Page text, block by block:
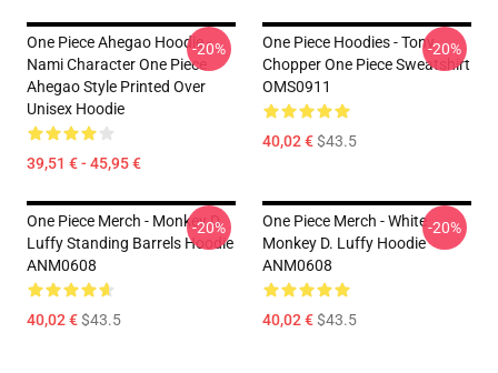
One Piece Ahegao Hoodie -
Nami Character One Piece
Ahegao Style Printed Over
Unisex Hoodie
39,51 € - 45,95 €
-20%
One Piece Hoodies - Tony
Chopper One Piece Sweatshirt
OMS0911
40,02 €$43.5
-20%
One Piece Merch - Monkey D.
Luffy Standing Barrels Hoodie
ANM0608
40,02 €$43.5
-20%
One Piece Merch - White
Monkey D. Luffy Hoodie
ANM0608
40,02 €$43.5
-20%